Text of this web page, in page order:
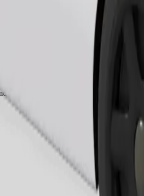
seats must be protected with a blanket or pad.